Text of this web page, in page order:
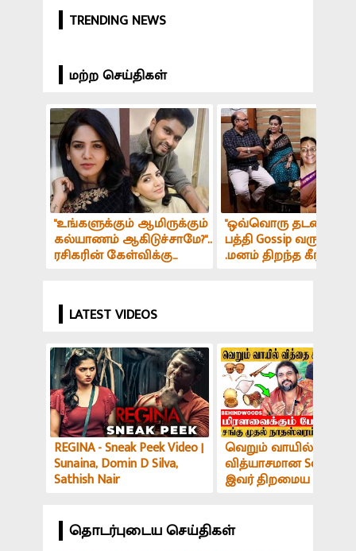
TRENDING NEWS
மற்ற செய்திகள்
"உங்களுக்கும் ஆமிருக்கும்
கல்யாணம் ஆகிடுச்சாமே?"..
ரசிகரின் கேள்விக்கு
பாவனி கொடுத்த Thug
"ஒவ்வொரு தடவை
பத்தி Gossip
.மனம் திறந்த கீர்த்தி
LATEST VIDEOS
REGINA - Sneak Peek Video |
Sunaina, Domin D Silva,
Sathish Nair
வெறும் வாயில் இப்படி
வித்யாசமான Sound-
இவர் திறமைய பாத்து
தொடர்புடைய செய்திகள்